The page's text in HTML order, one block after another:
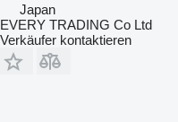
Japan
EVERY TRADING Co Ltd
Verkäufer kontaktieren